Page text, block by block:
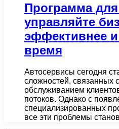
Программа
управляйте
эффективнее
время
Автосервисы сегодня
сложностей, связанных
обслуживанием
потоков. Однако с
специализированных
все эти проблемы